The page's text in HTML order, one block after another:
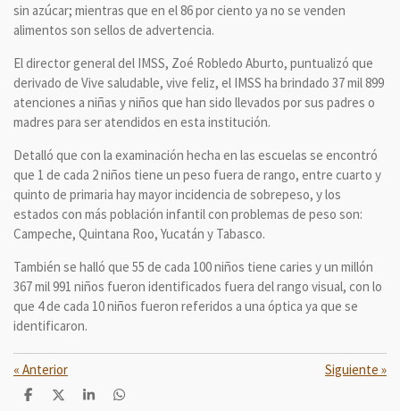
sin azúcar; mientras que en el 86 por ciento ya no se venden
alimentos son sellos de advertencia.
El director general del IMSS, Zoé Robledo Aburto, puntualizó que
derivado de Vive saludable, vive feliz, el IMSS ha brindado 37 mil 899
atenciones a niñas y niños que han sido llevados por sus padres o
madres para ser atendidos en esta institución.
Detalló que con la examinación hecha en las escuelas se encontró
que 1 de cada 2 niños tiene un peso fuera de rango, entre cuarto y
quinto de primaria hay mayor incidencia de sobrepeso, y los
estados con más población infantil con problemas de peso son:
Campeche, Quintana Roo, Yucatán y Tabasco.
También se halló que 55 de cada 100 niños tiene caries y un millón
367 mil 991 niños fueron identificados fuera del rango visual, con lo
que 4 de cada 10 niños fueron referidos a una óptica ya que se
identificaron.
« Anterior Siguiente »
C
C
C
C